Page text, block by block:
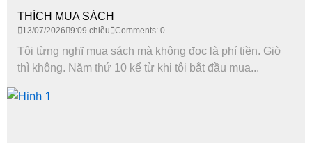
THÍCH MUA SÁCH
13/07/2026 9:09 chiều Comments: 0
Tôi từng nghĩ mua sách mà không đọc là phí tiền. Giờ
thì không. Năm thứ 10 kể từ khi tôi bắt đầu mua...